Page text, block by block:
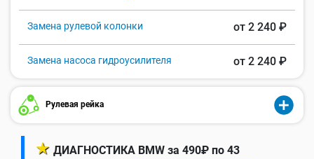
Замена рулевой колонки от 2 240 ₽
Замена насоса гидроусилителя от 2 240 ₽
Рулевая рейка
★ ДИАГНОСТИКА BMW за 490₽ по 43